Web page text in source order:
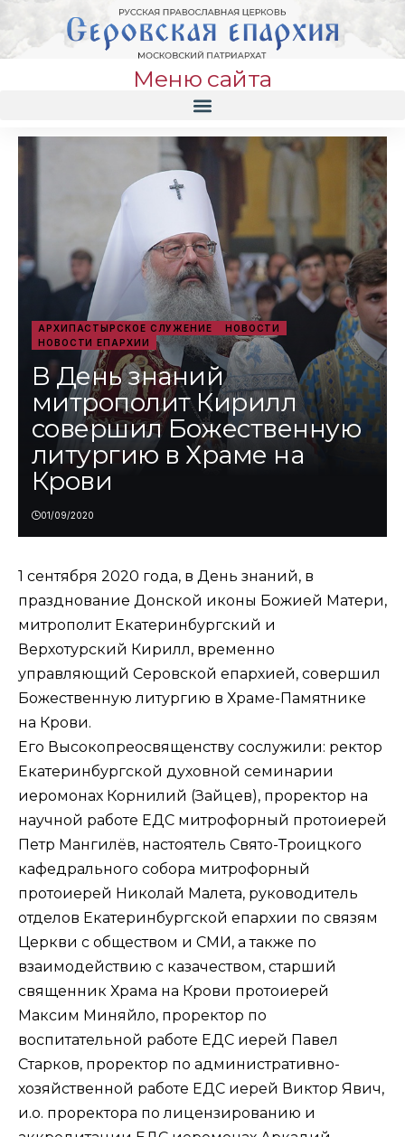
Меню сайта
АРХИПАСТЫРСКОЕ СЛУЖЕНИЕ
НОВОСТИ
НОВОСТИ ЕПАРХИИ
В День знаний
митрополит Кирилл
совершил Божественную
литургию в Храме на
Крови
01/09/2020
1 сентября 2020 года, в День знаний, в
празднование Донской иконы Божией Матери,
митрополит Екатеринбургский и
Верхотурский Кирилл, временно
управляющий Серовской епархией, совершил
Божественную литургию в Храме-Памятнике
на Крови.
Его Высокопреосвященству сослужили: ректор
Екатеринбургской духовной семинарии
иеромонах Корнилий (Зайцев), проректор на
научной работе ЕДС митрофорный протоиерей
Петр Мангилёв, настоятель Свято-Троицкого
кафедрального собора митрофорный
протоиерей Николай Малета, руководитель
отделов Екатеринбургской епархии по связям
Церкви с обществом и СМИ, а также по
взаимодействию с казачеством, старший
священник Храма на Крови протоиерей
Максим Миняйло, проректор по
воспитательной работе ЕДС иерей Павел
Старков, проректор по административно-
хозяйственной работе ЕДС иерей Виктор Явич,
и.о. проректора по лицензированию и